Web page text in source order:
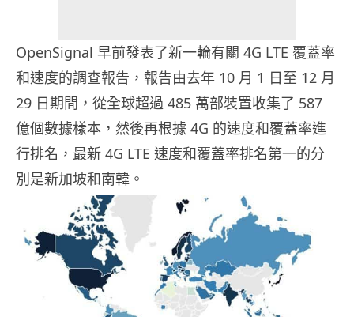
OpenSignal 早前發表了新一輪有關 4G LTE 覆蓋率
和速度的調查報告，報告由去年 10 月 1 日至 12 月
29 日期間，從全球超過 485 萬部裝置收集了 587
億個數據樣本，然後再根據 4G 的速度和覆蓋率進
行排名，最新 4G LTE 速度和覆蓋率排名第一的分
別是新加坡和南韓。